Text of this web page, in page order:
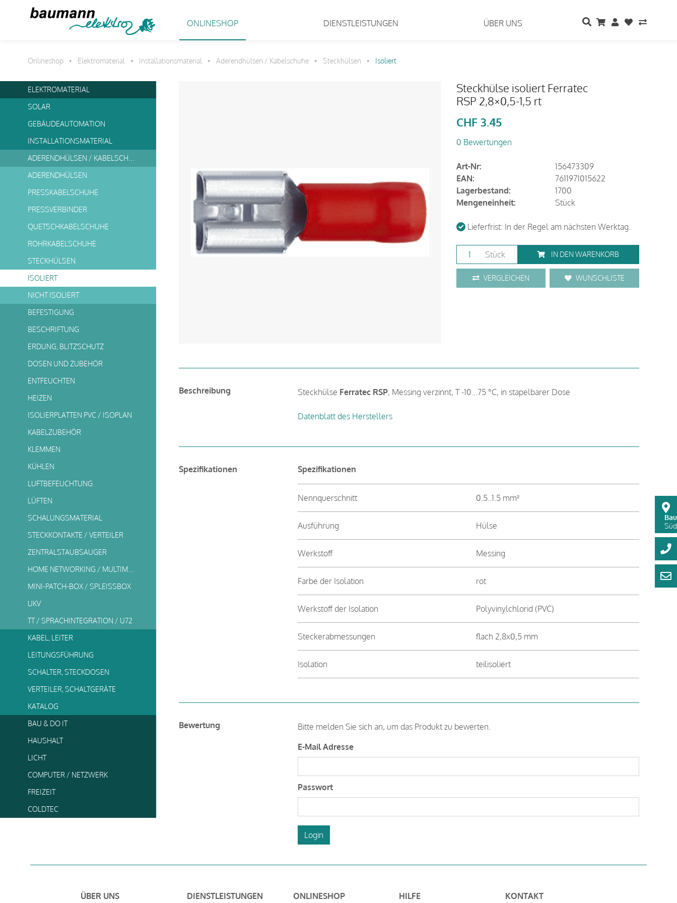
ONLINESHOP DIENSTLEISTUNGEN ÜBER UNS
Onlineshop • Elektromaterial • Installationsmaterial • Aderendhülsen / Kabelschuhe • Steckhülsen • Isoliert
ELEKTROMATERIAL
SOLAR
GEBÄUDEAUTOMATION
INSTALLATIONSMATERIAL
ADERENDHÜLSEN
PRESSKABELSCHUHE
PRESSVERBINDER
QUETSCHKABELSCHUHE
ROHRKABELSCHUHE
STECKHÜLSEN
ISOLIERT
NICHT ISOLIERT
BEFESTIGUNG
BESCHRIFTUNG
ERDUNG, BLITZSCHUTZ
DOSEN UND ZUBEHÖR
ENTFEUCHTEN
HEIZEN
ISOLIERPLATTEN PVC / ISOPLAN
KABELZUBEHÖR
KLEMMEN
KÜHLEN
LUFTBEFEUCHTUNG
LÜFTEN
SCHALUNGSMATERIAL
STECKKONTAKTE / VERTEILER
ZENTRALSTAUBSAUGER
MINI-PATCH-BOX / SPLEISSBOX
UKV
TT / SPRACHINTEGRATION / U72
KABEL, LEITER
LEITUNGSFÜHRUNG
SCHALTER, STECKDOSEN
VERTEILER, SCHALTGERÄTE
KATALOG
BAU & DO IT
HAUSHALT
LICHT
COMPUTER / NETZWERK
FREIZEIT
COLDTEC
Steckhülse isoliert Ferratec
RSP 2,8×0,5-1,5 rt
CHF 3.45
0 Bewertungen
Art-Nr:
156473309
EAN:
7611971015622
Lagerbestand:
1700
Mengeneinheit:
Stück
Lieferfrist: In der Regel am nächsten Werktag.
Stück IN DEN WARENKORB
VERGLEICHEN WUNSCHLISTE
Beschreibung Steckhülse Ferratec RSP, Messing verzinnt, T -10...75 °C, in stapelbarer Dose
Datenblatt des Herstellers
Spezifikationen Spezifikationen
Nennquerschnitt 0.5..1.5 mm²
Ausführung Hülse
Werkstoff Messing
Farbe der Isolation rot
Werkstoff der Isolation Polyvinylchlorid (PVC)
Steckerabmessungen flach 2,8x0,5 mm
Isolation teilisoliert
Bewertung
Bitte melden Sie sich an, um das Produkt zu bewerten.
E-Mail Adresse
Passwort
Login
ÜBER UNS DIENSTLEISTUNGEN ONLINESHOP HILFE KONTAKT